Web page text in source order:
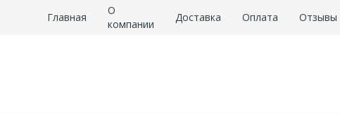
Главная
О
компании
Доставка Оплата Отзывы